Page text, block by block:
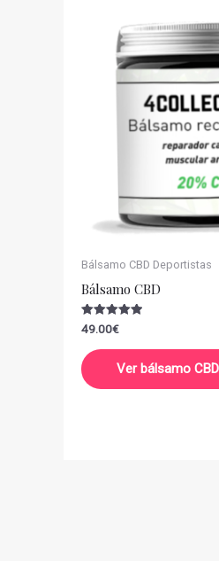
Bálsamo CBD Deportistas
Bálsamo CBD
Valorado
con
5.00
de 5
49.00€
Ver bálsamo CBD